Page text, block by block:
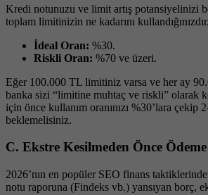
Kredi notunuzu ve limit artış potansiyelinizi
toplam limitinizin ne kadarını kullandığınızdır.
İdeal Oran: %30.
Riskli Oran: %70 ve üzeri.
Eğer 100.000 TL limitiniz varsa ve her ay
banka sizi “limitine muhtaç ve riskli” olarak
için önce kullanım oranınızı %30’lara çekip
beklemelisiniz.
C. Ekstre Kesilmeden Önce
2026’nın en popüler SEO finans
notu raporuna (Findeks vb.) yansıyan borç,